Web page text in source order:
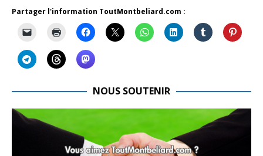
Partager l'information ToutMontbeliard.com :
NOUS SOUTENIR